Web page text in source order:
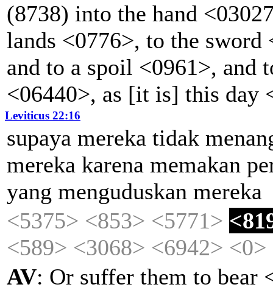
(8738) into the hand
lands <0776>, to the
and to a spoil <0961>, and
<06440>, as [it is] this day
Leviticus 22:16
supaya mereka tidak
mereka karena memakan
yang menguduskan mereka
<5375> <853> <5771>
<589> <3068> <6942> <0>
AV: Or suffer them to bear